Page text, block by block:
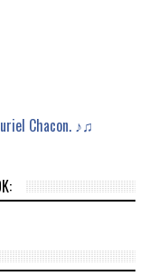
Chacon. ♪♫